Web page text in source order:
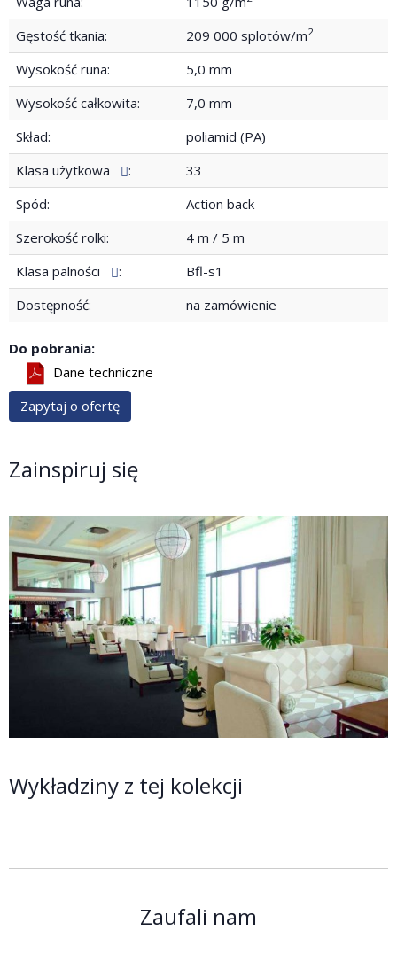
Gęstość tkania: 209 000 splotów/m2
Wysokość runa:
5,0 mm
Wysokość całkowita:
7,0 mm
Skład:
poliamid (PA)
Klasa użytkowa
:
33
Spód:
Action back
Szerokość rolki:
4 m / 5 m
Klasa palności
:
Bfl-s1
Dostępność:
na zamówienie
Do pobrania:
Dane techniczne
Zapytaj o ofertę
Zainspiruj się
Wykładziny z tej kolekcji
Zaufali nam